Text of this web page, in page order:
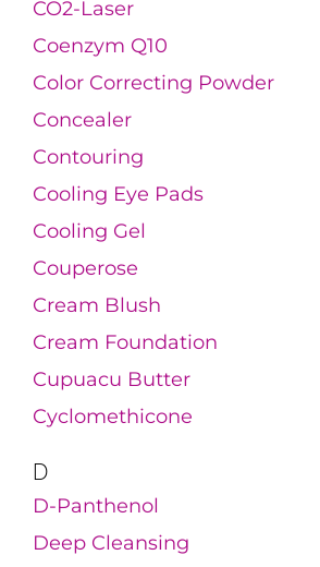
CO2-Laser
Coenzym Q10
Color Correcting Powder
Concealer
Contouring
Cooling Eye Pads
Cooling Gel
Couperose
Cream Blush
Cream Foundation
Cupuacu Butter
Cyclomethicone
D
D-Panthenol
Deep Cleansing